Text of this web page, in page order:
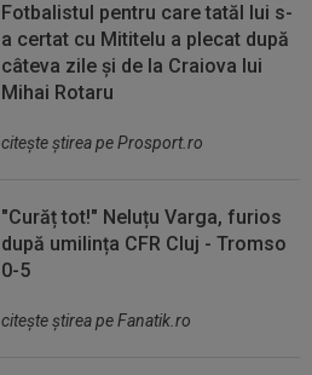
Fotbalistul pentru care tatăl lui s-
a certat cu Mititelu a plecat după
câteva zile și de la Craiova lui
Mihai Rotaru
citeşte ştirea pe Prosport.ro
"Curăț tot!" Neluțu Varga, furios
după umilința CFR Cluj - Tromso
0-5
citeşte ştirea pe Fanatik.ro